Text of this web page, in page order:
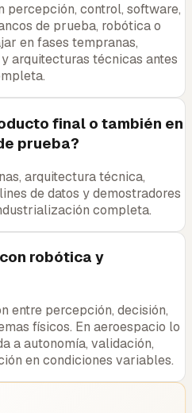
percepción, control, software,
de prueba, robótica o
en fases tempranas,
arquitecturas técnicas antes
final o también en
prueba?
arquitectura técnica,
de datos y demostradores
completa.
robótica y
entre percepción, decisión,
físicos. En aeroespacio lo
a autonomía, validación,
en condiciones variables.